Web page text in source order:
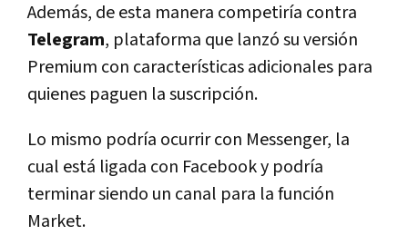
Además, de esta manera competiría contra
Telegram, plataforma que lanzó su versión
Premium con características adicionales para
quienes paguen la suscripción.
Lo mismo podría ocurrir con Messenger, la
cual está ligada con Facebook y podría
terminar siendo un canal para la función
Market.